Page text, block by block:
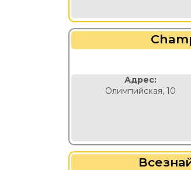
Адрес:
Олимпийская, 10